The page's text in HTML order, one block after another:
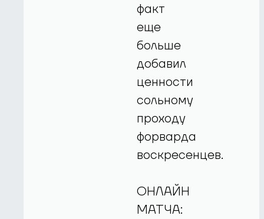
факт
еще
больше
добавил
ценности
сольному
проходу
форварда
воскресенцев.
ОНЛАЙН
МАТЧА: